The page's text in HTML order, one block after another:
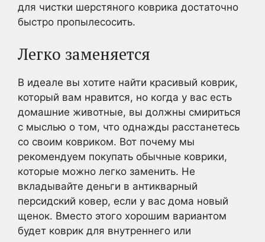
для чистки шерстяного коврика достаточно
быстро пропылесосить.
Легко заменяется
В идеале вы хотите найти красивый коврик,
который вам нравится, но когда у вас есть
домашние животные, вы должны смириться
с мыслью о том, что однажды расстанетесь
со своим ковриком. Вот почему мы
рекомендуем покупать обычные коврики,
которые можно легко заменить. Не
вкладывайте деньги в антикварный
персидский ковер, если у вас дома новый
щенок. Вместо этого хорошим вариантом
будет коврик для внутреннего или